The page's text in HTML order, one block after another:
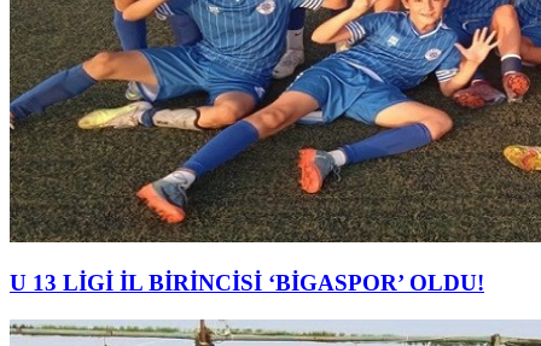
U 13 LİGİ İL BİRİNCİSİ ‘BİGASPOR’ OLDU!